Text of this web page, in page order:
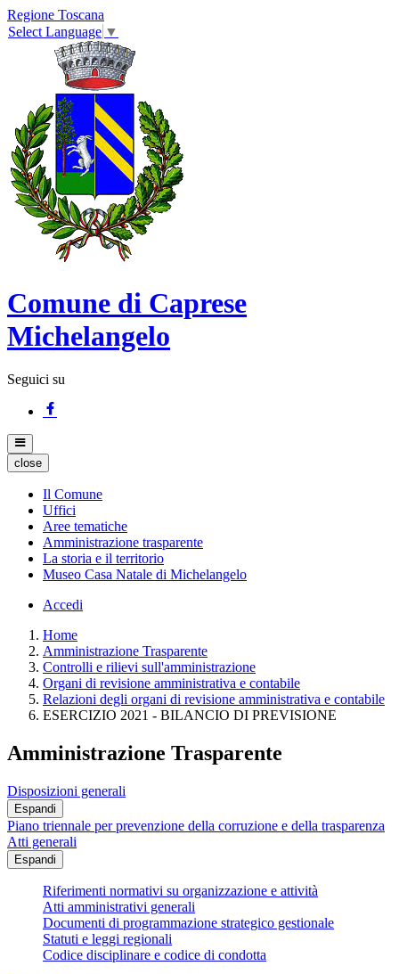
Regione Toscana
Select Language ▼
Comune di Caprese
Michelangelo
Seguici su
close
Il Comune
Uffici
Aree tematiche
Amministrazione trasparente
La storia e il territorio
Museo Casa Natale di Michelangelo
Accedi
Home
Amministrazione Trasparente
Controlli e rilievi sull'amministrazione
Organi di revisione amministrativa e contabile
Relazioni degli organi di revisione amministrativa e contabile
ESERCIZIO 2021 - BILANCIO DI PREVISIONE
Amministrazione Trasparente
Disposizioni generali
Espandi
Piano triennale per prevenzione della corruzione e della trasparenza
Atti generali
Espandi
Riferimenti normativi su organizzazione e attività
Atti amministrativi generali
Documenti di programmazione strategico gestionale
Statuti e leggi regionali
Codice disciplinare e codice di condotta